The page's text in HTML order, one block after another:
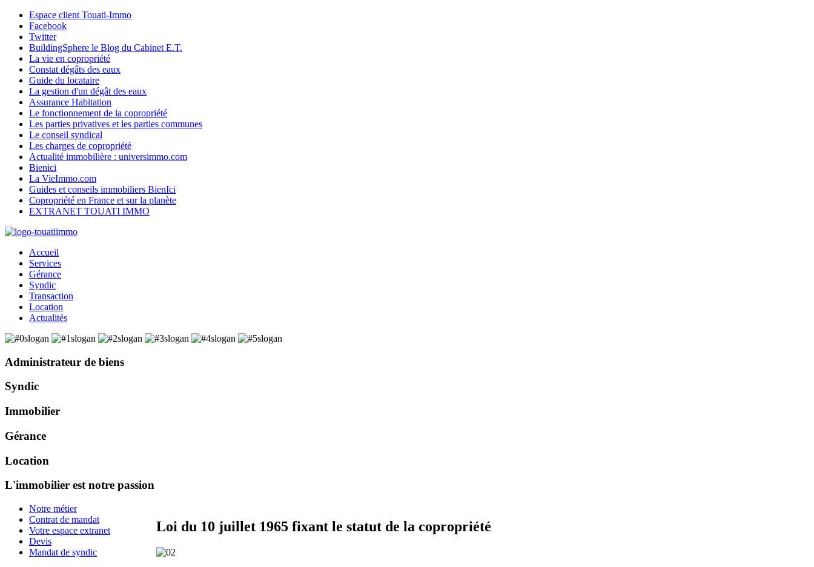
Espace client Touati-Immo
Facebook
Twitter
BuildingSphere le Blog du Cabinet E.T.
La vie en copropriété
Constat dégâts des eaux
Guide du locataire
La gestion d'un dégât des eaux
Assurance Habitation
Le fonctionnement de la copropriété
Les parties privatives et les parties communes
Le conseil syndical
Les charges de copropriété
Actualité immobilière : universimmo.com
Bienici
La VieImmo.com
Guides et conseils immobiliers BienIci
Copropriété en France et sur la planète
EXTRANET TOUATI IMMO
Accueil
Services
Gérance
Syndic
Transaction
Location
Actualités
Administrateur de biens
Syndic
Immobilier
Gérance
Location
L'immobilier est notre passion
Loi du 10 juillet 1965 fixant le statut de la copropriété
Notre métier
Contrat de mandat
Votre espace extranet
Devis
Mandat de syndic